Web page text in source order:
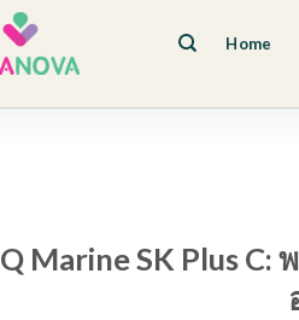
Home
Q Marine SK Plus